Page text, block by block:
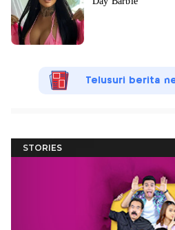
Telusuri berita